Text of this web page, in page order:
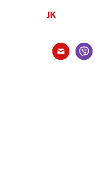
JK